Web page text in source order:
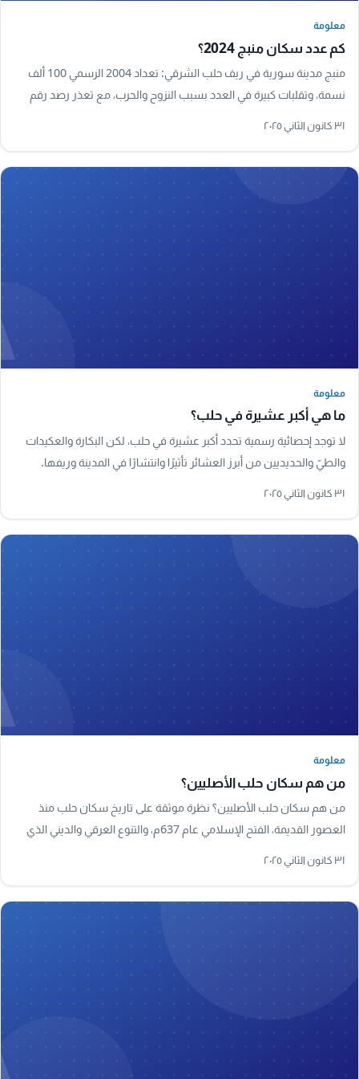
معلومة
كم عدد سكان منبج 2024؟
منبج مدينة سورية في ريف حلب الشرقي: تعداد 2004 الرسمي 100 ألف
نسمة، وتقلبات كبيرة في العدد بسبب النزوح والحرب، مع تعذر رصد رقم
٣١ كانون الثاني ٢٠٢٥
معلومة
ما هي أكبر عشيرة في حلب؟
لا توجد إحصائية رسمية تحدد أكبر عشيرة في حلب، لكن البكارة والعكيدات
والطيّ والحديديين من أبرز العشائر تأثيرًا وانتشارًا في المدينة وريفها.
٣١ كانون الثاني ٢٠٢٥
معلومة
من هم سكان حلب الأصليين؟
من هم سكان حلب الأصليين؟ نظرة موثقة على تاريخ سكان حلب منذ
العصور القديمة، الفتح الإسلامي عام 637م، والتنوع العرقي والديني الذي
٣١ كانون الثاني ٢٠٢٥